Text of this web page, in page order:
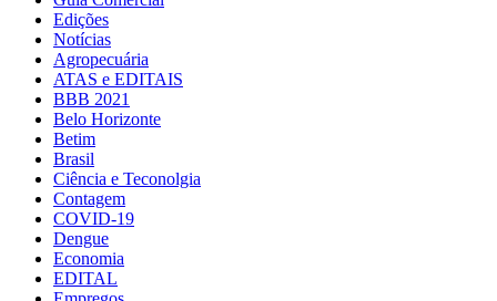
Edições
Notícias
Agropecuária
ATAS e EDITAIS
BBB 2021
Belo Horizonte
Betim
Brasil
Ciência e Teconolgia
Contagem
COVID-19
Dengue
Economia
EDITAL